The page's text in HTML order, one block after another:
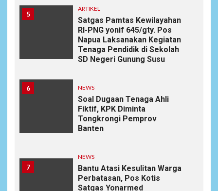
5
ARTIKEL
Satgas Pamtas Kewilayahan
RI-PNG yonif 645/gty. Pos
Napua Laksanakan Kegiatan
Tenaga Pendidik di Sekolah
SD Negeri Gunung Susu
6 NEWS
Soal Dugaan Tenaga Ahli
Fiktif, KPK Diminta
Tongkrongi Pemprov
Banten
7
NEWS
Bantu Atasi Kesulitan Warga
Perbatasan, Pos Kotis
Satgas Yonarmed